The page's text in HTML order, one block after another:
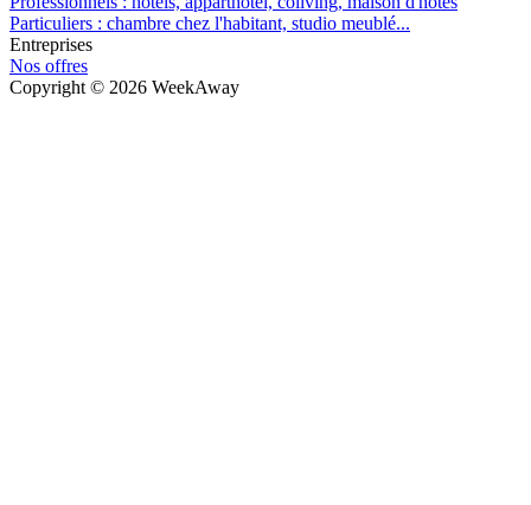
Particuliers : chambre chez l'habitant, studio meublé...
Entreprises
Nos offres
Copyright © 2026 WeekAway